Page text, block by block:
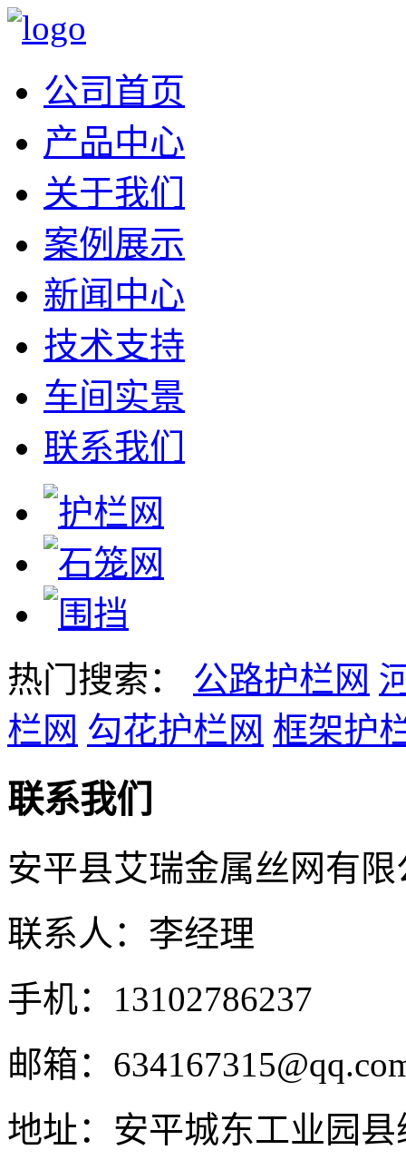
公司首页
产品中心
关于我们
案例展示
新闻中心
技术支持
车间实景
联系我们
热门搜索： 公路护栏网
栏网 勾花护栏网 框架护
联系我们
安平县艾瑞金属丝网有限
联系人：李经理
手机：13102786237
邮箱：
地址：安平城东工业园县